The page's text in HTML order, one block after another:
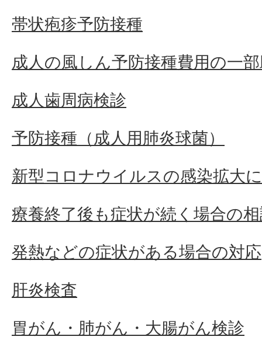
帯状疱疹予防接種
成人の風しん予防接種費用の一
成人歯周病検診
予防接種（成人用肺炎球菌）
新型コロナウイルスの感染拡大
療養終了後も症状が続く場合の
発熱などの症状がある場合の対応
肝炎検査
胃がん・肺がん・大腸がん検診